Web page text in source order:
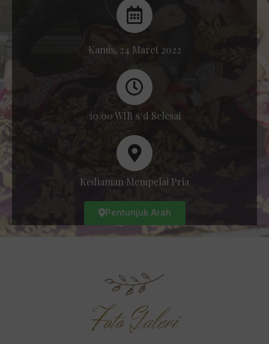
Kamis, 24 Maret 2022
10.00 WIB s/d Selesai
Kediaman Mempelai Pria
Pentunjuk Arah
Foto Galeri